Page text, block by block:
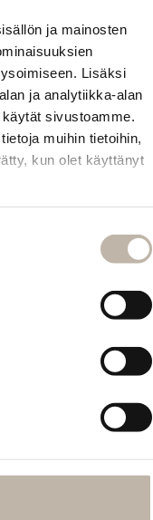
ja mainosten
Lisäksi
ja analytiikka-alan
sivustoamme.
muihin tietoihin,
kun olet käyttänyt
näköisen
asusteen.
Pannan leveys
noin 6cm ja
korkeus noin
2cm.
tuotteesta